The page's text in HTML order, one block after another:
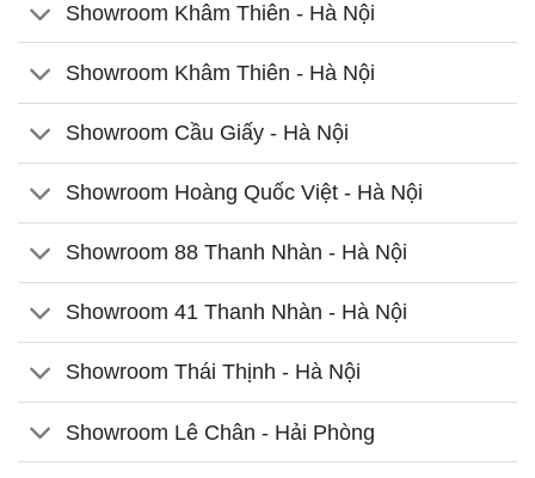
Showroom Khâm Thiên - Hà Nội
Showroom Khâm Thiên - Hà Nội
Showroom Cầu Giấy - Hà Nội
Showroom Hoàng Quốc Việt - Hà Nội
Showroom 88 Thanh Nhàn - Hà Nội
Showroom 41 Thanh Nhàn - Hà Nội
Showroom Thái Thịnh - Hà Nội
Showroom Lê Chân - Hải Phòng